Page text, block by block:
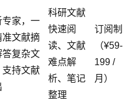
专家，一
准文献摘
答复杂文
支持文献
科研文献
快速阅
读、文献
难点解
析、笔记
整理
订阅制
（¥59-
199 /
月）